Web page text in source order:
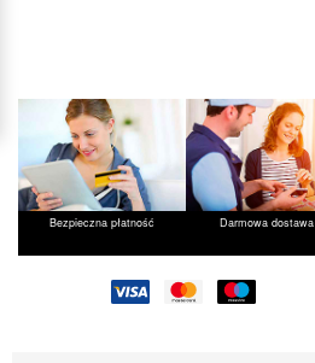
Bezpieczna płatność Darmowa